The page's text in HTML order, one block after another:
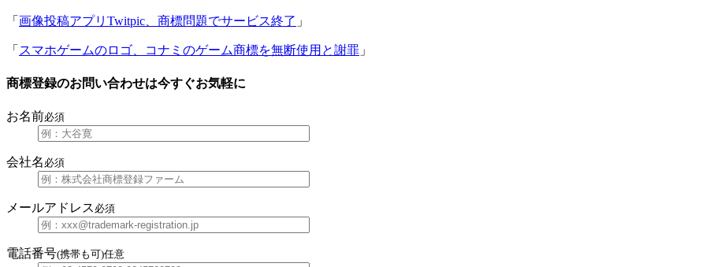
「 画像投稿アプリTwitpic、商標問題でサービス終了 」
「 スマホゲームのロゴ、コナミのゲーム商標を無断使用と謝罪 」
商標登録のお問い合わせは今すぐお気軽に
お名前必須
会社名 必須
メールアドレス 必須
電話番号(携帯も可)任意